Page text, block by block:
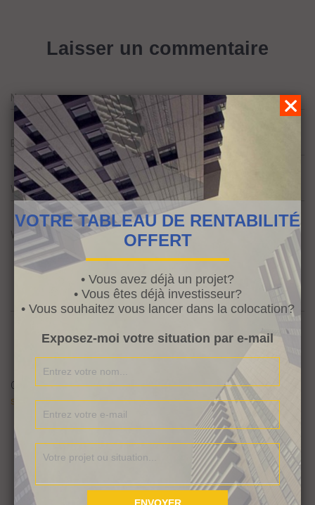
Laisser un commentaire
Name *
Email*
Website
What's on your mind?
Ce site utilise Akismet pour réduire les indésirables.En savoir plus
sur la façon dont les données de vos commentaires sont traitées
Search
VOTRE TABLEAU DE RENTABILITÉ
OFFERT
• Vous avez déjà un projet?
• Vous êtes déjà investisseur?
• Vous souhaitez vous lancer dans la colocation?
Exposez-moi votre situation par e-mail